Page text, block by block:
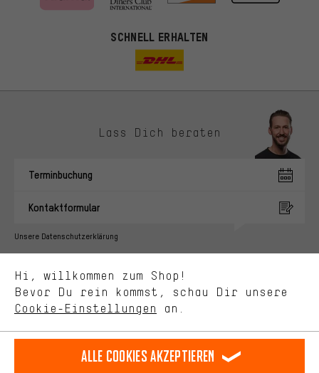
SCHNELL ERHALTEN
Lass Dich beraten
Terminbuchung
Kontaktformular
Unsere Datenschutzerklärung
Sprache"
Deutsch
DE english
EN español
ES français
FR
VERTRAG WIDERRUFEN Aachener Community Affiliateprogramm
Datenschutz Allgemeine Geschäftsbedingungen
Hi, willkommen zum Shop!
Bevor Du rein kommst, schau Dir unsere
Cookie-Einstellungen an.
Du bekommst, statt zufälliger Werbung, genauer passende
Angebote von uns. Diese Cookies helfen uns, Deine Interessen
zeigen.
Bessere Leistung
Uns interessiert, was Du in unserem Shop suchst und brauchst.
selbst Einfluss auf die Verbesserung unserer Webseite und
unseres Shop-Angebots.
Dein Shopping-Erlebnis wird komfortabler. Mit Komfort-Cookies
stellen wir Verknüpfungen zu Social Media Plattformen her. So
können wir dir weitere nützliche Inhalte und Informationen zur
Alle Cookies akzeptieren